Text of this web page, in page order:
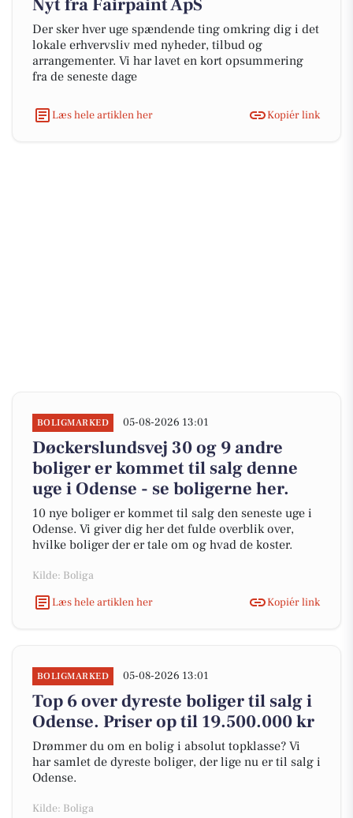
Nyt fra Fairpaint ApS
Der sker hver uge spændende ting omkring dig i det
lokale erhvervsliv med nyheder, tilbud og
arrangementer. Vi har lavet en kort opsummering
fra de seneste dage
Læs hele artiklen her Kopiér link
BOLIGMARKED 05-08-2026 13:01
Døckerslundsvej 30 og 9 andre
boliger er kommet til salg denne
uge i Odense - se boligerne her.
10 nye boliger er kommet til salg den seneste uge i
Odense. Vi giver dig her det fulde overblik over,
hvilke boliger der er tale om og hvad de koster.
Kilde: Boliga
Læs hele artiklen her
Kopiér link
BOLIGMARKED 05-08-2026 13:01
Top 6 over dyreste boliger til salg i
Odense. Priser op til 19.500.000 kr
Drømmer du om en bolig i absolut topklasse? Vi
har samlet de dyreste boliger, der lige nu er til salg i
Odense.
Kilde: Boliga